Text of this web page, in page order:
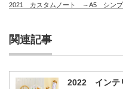
2021 カスタムノート ～A5 シンプ
関連記事
2022 インテ